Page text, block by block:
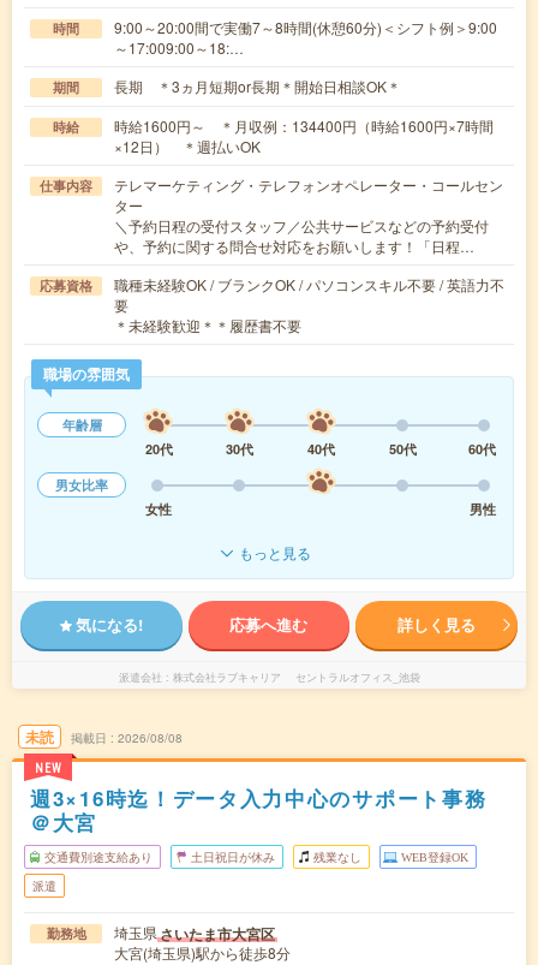
時間
9:00～20:00間で実働7～8時間(休憩60分)＜シフト例＞9:00
～17:009:00～18:…
期間 長期 ＊3ヵ月短期or長期＊開始日相談OK＊
時給
時給1600円～ ＊月収例：134400円（時給1600円×7時間
×12日） ＊週払いOK
仕事内容
テレマーケティング・テレフォンオペレーター・コールセン
ター
＼予約日程の受付スタッフ／公共サービスなどの予約受付
や、予約に関する問合せ対応をお願いします！「日程…
応募資格
職種未経験OK / ブランクOK / パソコンスキル不要 / 英語力不
要
＊未経験歓迎＊＊履歴書不要
職場の雰囲気
年齢層
20代
30代 40代 50代
60代
男女比率
女性
男性
もっと見る
気になる! 応募へ進む 詳しく見る
派遣会社 株式会社ラブキャリア セントラルオフィス_池袋
未読
NEW
掲載日 2026/08/08
週3×16時迄！データ入力中心のサポート事務
＠大宮
交通費別途支給あり 土日祝日が休み 残業なし WEB登録OK
派遣
勤務地 埼玉県さいたま市大宮区
大宮(埼玉県)駅から徒歩8分